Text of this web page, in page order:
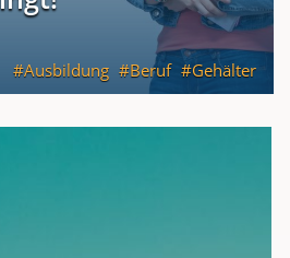
Ausbildung
Beruf Gehälter